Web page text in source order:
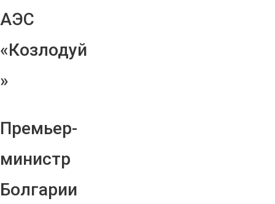
АЭС
«Козлодуй
»
Премьер-
министр
Болгарии